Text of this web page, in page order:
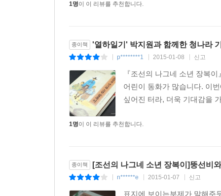
1명이 이 리뷰를 추천합니다.
종이책 '열하일기' 박지원과 함께한 청나라
p********1 2015-01-08 신고
『조선의 나그네 소년 장복
어린이 동화가 많습니다. 이
싶어진 터라, 더욱 기대감을
1명이 이 리뷰를 추천합니다.
종이책 [조선의 나그네 소년 장복이]뚱선비
n******e 2015-01-07 신고
표지에 보이는부제가 말해주